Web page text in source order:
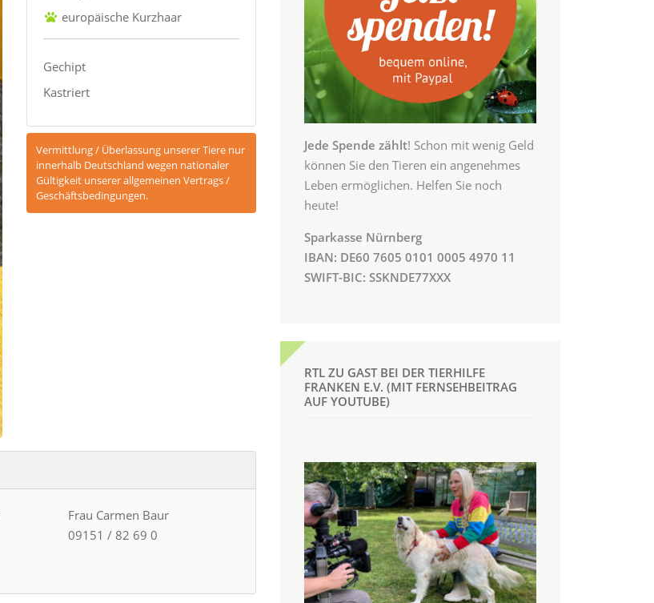
europäische Kurzhaar
Gechipt
Kastriert
Vermittlung / Überlassung unserer Tiere nur
innerhalb Deutschland wegen nationaler
Gültigkeit unserer allgemeinen Vertrags /
Geschäftsbedingungen.
Frau Carmen Baur
09151 / 82 69 0
Jede Spende zählt! Schon mit wenig Geld
können Sie den Tieren ein angenehmes
Leben ermöglichen. Helfen Sie noch
heute!
Sparkasse Nürnberg
IBAN: DE60 7605 0101 0005 4970 11
SWIFT-BIC: SSKNDE77XXX
RTL ZU GAST BEI DER TIERHILFE
FRANKEN E.V. (MIT FERNSEHBEITRAG
AUF YOUTUBE)